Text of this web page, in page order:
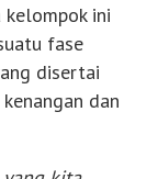
ini
fase
disertai
dan